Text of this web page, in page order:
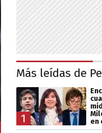
Más leídas de
1
en